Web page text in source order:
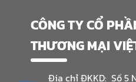
CÔNG TY CỔ
THƯƠNG MẠI
Địa chỉ ĐKKD: Số 5